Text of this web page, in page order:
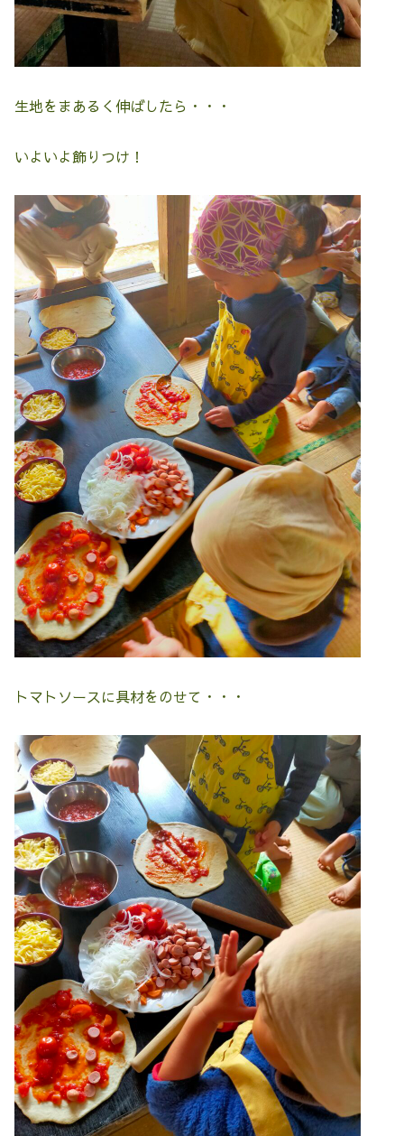
生地をまあるく伸ばしたら・・・
いよいよ飾りつけ！
トマトソースに具材をのせて・・・